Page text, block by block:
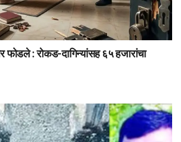
फोडले : रोकड-दागिन्यांसह ६५ हजारांचा